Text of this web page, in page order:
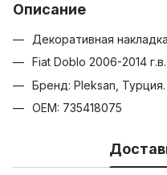
Описание
Декоративная
Fiat Doblo 2006-2014
Бренд: Pleksan, Турция.
OEM: 735418075